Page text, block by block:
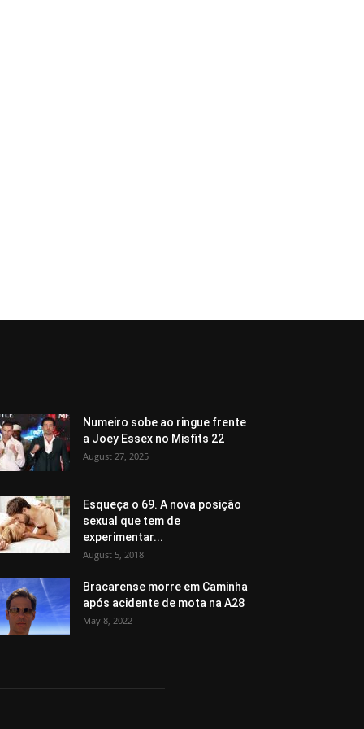
Numeiro sobe ao ringue frente
a Joey Essex no Misfits 22
August 27, 2025
Esqueça o 69. A nova posição
sexual que tem de
experimentar...
August 5, 2018
Bracarense morre em Caminha
após acidente de mota na A28
May 8, 2022